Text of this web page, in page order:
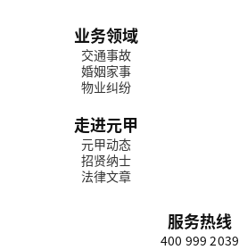
业务领域
交通事故
婚姻家事
物业纠纷
走进元甲
元甲动态
招贤纳士
法律文章
服务热线
400 999 2039